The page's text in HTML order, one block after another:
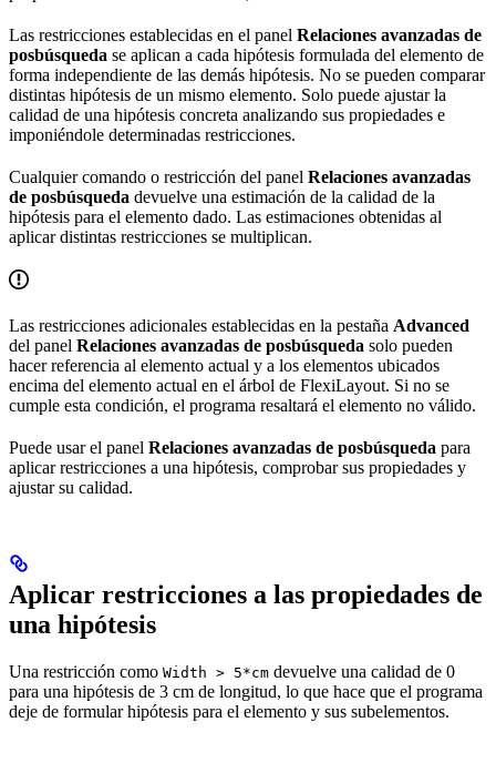
Las restricciones establecidas en el panel Relaciones avanzadas de
posbúsqueda se aplican a cada hipótesis formulada del elemento de
forma independiente de las demás hipótesis. No se pueden comparar
distintas hipótesis de un mismo elemento. Solo puede ajustar la
calidad de una hipótesis concreta analizando sus propiedades e
imponiéndole determinadas restricciones.
Cualquier comando o restricción del panel Relaciones avanzadas
de posbúsqueda devuelve una estimación de la calidad de la
hipótesis para el elemento dado. Las estimaciones obtenidas al
aplicar distintas restricciones se multiplican.
Las restricciones adicionales establecidas en la pestaña Advanced
del panel Relaciones avanzadas de posbúsqueda solo pueden
hacer referencia al elemento actual y a los elementos ubicados
encima del elemento actual en el árbol de FlexiLayout. Si no se
cumple esta condición, el programa resaltará el elemento no válido.
Puede usar el panel Relaciones avanzadas de posbúsqueda para
aplicar restricciones a una hipótesis, comprobar sus propiedades y
ajustar su calidad.
Aplicar restricciones a las propiedades de
una hipótesis
Una restricción como Width > 5*cm devuelve una calidad de 0
para una hipótesis de 3 cm de longitud, lo que hace que el programa
deje de formular hipótesis para el elemento y sus subelementos.